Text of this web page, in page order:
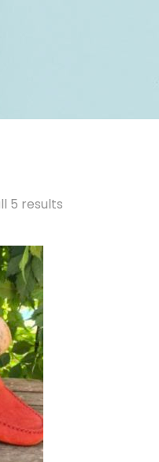
5 results